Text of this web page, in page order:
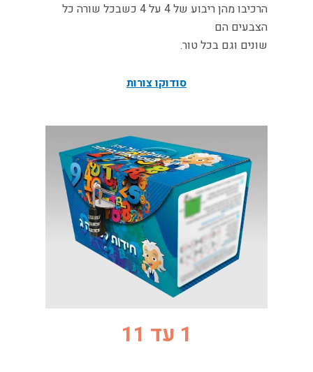
הרכיבו מהן ריבוע של 4 על 4 כשבכל שורה כל
הצבעים הם
שונים וגם בכל טור.
סודוקו צורות
1 עד 11